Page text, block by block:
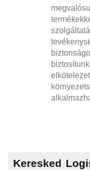
Kereskedelem